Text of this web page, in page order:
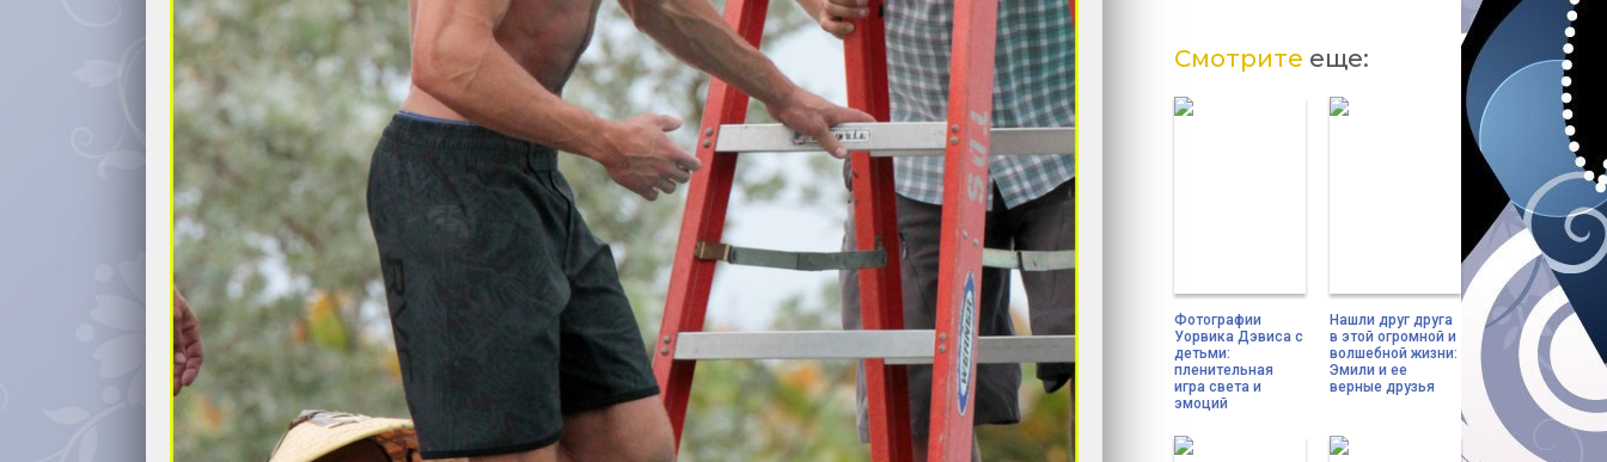
Смотрите еще:
Фотографии
Уорвика Дэвиса с
детьми:
пленительная
игра света и
эмоций
Нашли друг друга
в этой огромной и
волшебной жизни:
Эмили и ее
верные друзья